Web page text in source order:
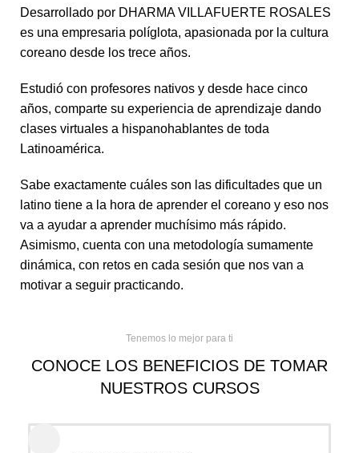
Desarrollado por DHARMA VILLAFUERTE ROSALES
es una empresaria políglota, apasionada por la cultura
coreano desde los trece años.
Estudió con profesores nativos y desde hace cinco
años, comparte su experiencia de aprendizaje dando
clases virtuales a hispanohablantes de toda
Latinoamérica.
Sabe exactamente cuáles son las dificultades que un
latino tiene a la hora de aprender el coreano y eso nos
va a ayudar a aprender muchísimo más rápido.
Asimismo, cuenta con una metodología sumamente
dinámica, con retos en cada sesión que nos van a
motivar a seguir practicando.
Tenemos lo mejor para ti
CONOCE LOS BENEFICIOS DE TOMAR
NUESTROS CURSOS